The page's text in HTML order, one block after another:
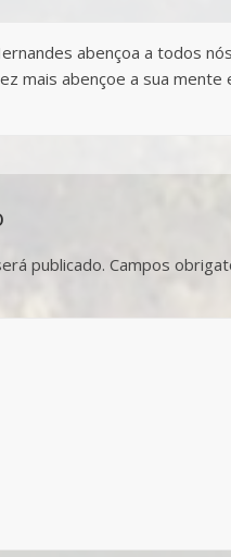
abençoa a todos
mais abençoe a sua mente
publicado. Campos